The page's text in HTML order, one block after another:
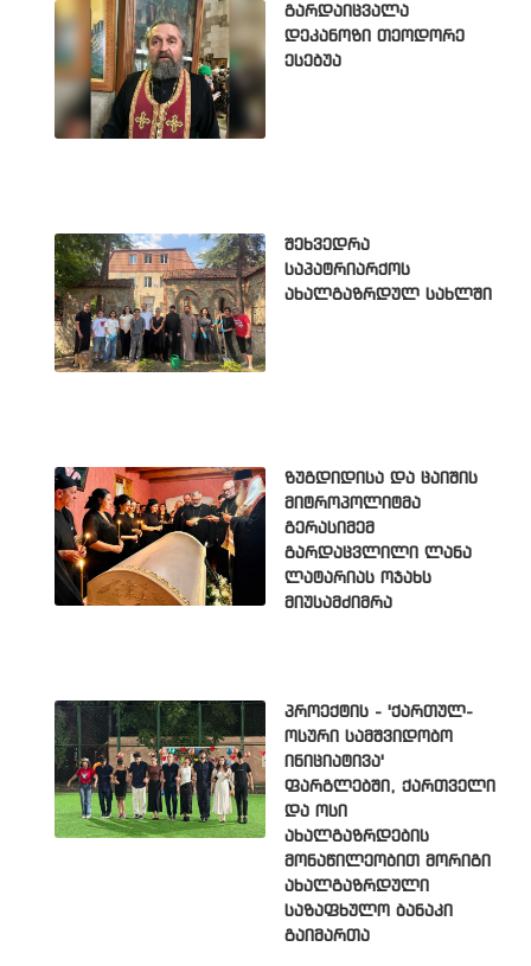
გარდაიცვალა
დეკანოზი თეოდორე
ესებუა
შეხვედრა
საპატრიარქოს
ახალგაზრდულ სახლში
ზუგდიდისა და ცაიშის
მიტროპოლიტმა
გერასიმემ
გარდაცვლილი ლანა
ლატარიას ოჯახს
მიუსამძიმრა
პროექტის - 'ქართულ-
ოსური სამშვიდობო
ინიციატივა'
ფარგლებში, ქართველი
და ოსი
ახალგაზრდების
მონაწილეობით მორიგი
ახალგაზრდული
საზაფხულო ბანაკი
გაიმართა